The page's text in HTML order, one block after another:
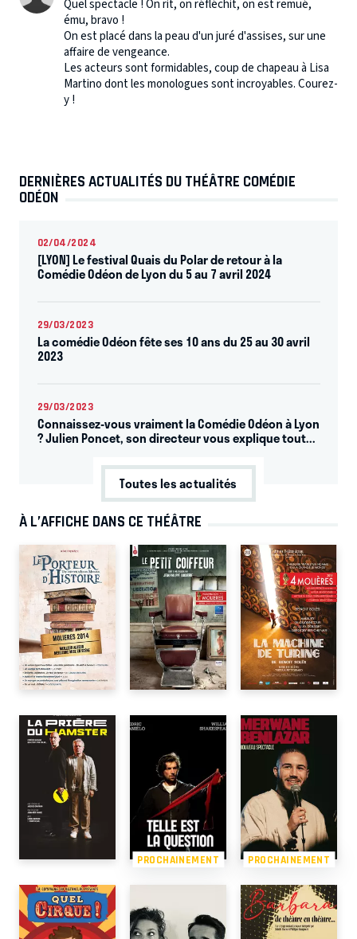
Quel spectacle ! On rit, on réfléchit, on est remué,
ému, bravo !
On est placé dans la peau d'un juré d'assises, sur une
affaire de vengeance.
Les acteurs sont formidables, coup de chapeau à Lisa
Martino dont les monologues sont incroyables. Courez-
y !
DERNIÈRES ACTUALITÉS DU THÉÂTRE COMÉDIE
ODÉON
02/04/2024
[LYON] Le festival Quais du Polar de retour à la
Comédie Odéon de Lyon du 5 au 7 avril 2024
29/03/2023
La comédie Odéon fête ses 10 ans du 25 au 30 avril
2023
29/03/2023
Connaissez-vous vraiment la Comédie Odéon à Lyon
? Julien Poncet, son directeur vous explique tout...
Toutes les actualités
À L’AFFICHE DANS CE THÉÂTRE
PROCHAINEMENT PROCHAINEMENT